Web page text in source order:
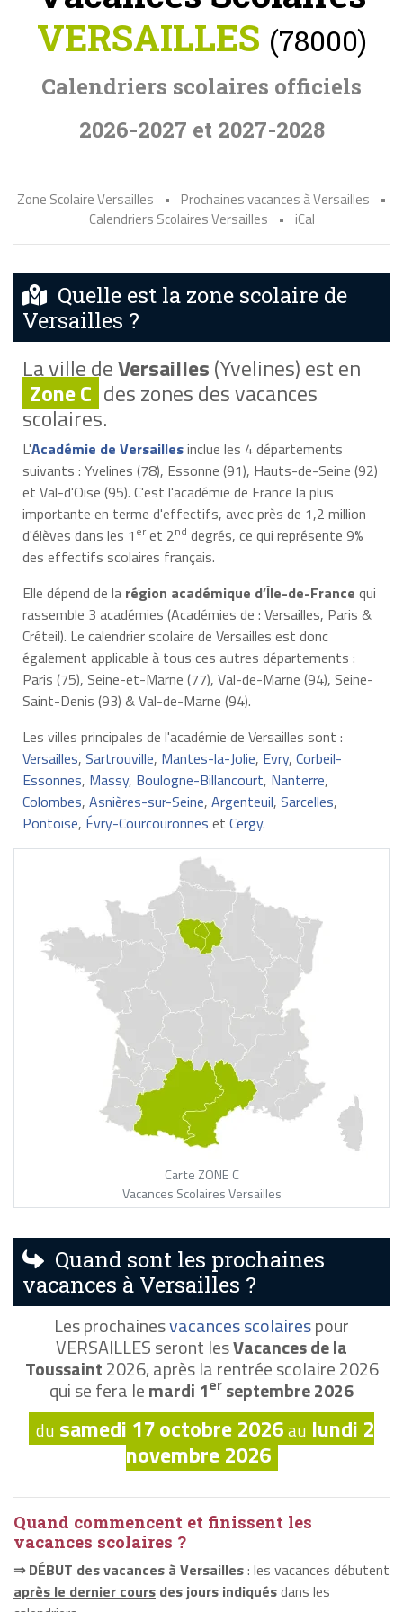
VERSAILLES (78000)
Calendriers scolaires officiels
2026-2027 et 2027-2028
Zone Scolaire Versailles • Prochaines vacances à Versailles
•
Calendriers Scolaires Versailles
• iCal
Quelle est la zone scolaire de
Versailles ?
La ville deVersailles(Yvelines) est en
Zone C des zones des vacances
scolaires.
L'Académie de Versaillesinclue les 4 départements
suivants : Yvelines (78), Essonne (91), Hauts-de-Seine (92)
et Val-d'Oise (95). C'est l'académie de France la plus
importante en terme d'effectifs, avec près de 1,2 million
d'élèves dans les 1 eret 2nd degrés, ce qui représente 9%
des effectifs scolaires français.
Elle dépend de la région académique d’Île-de-France qui
rassemble 3 académies (Académies de : Versailles, Paris &
Créteil). Le calendrier scolaire de Versailles est donc
également applicable à tous ces autres départements :
Paris (75), Seine-et-Marne (77), Val-de-Marne (94), Seine-
Saint-Denis (93) & Val-de-Marne (94).
Les villes principales de l'académie de Versailles sont :
Versailles, Sartrouville, Mantes-la-Jolie, Evry, Corbeil-
Essonnes, Massy, Boulogne-Billancourt, Nanterre,
Colombes, Asnières-sur-Seine, Argenteuil, Sarcelles,
Pontoise, Évry-Courcouronnes et Cergy.
Carte ZONE C
Vacances Scolaires Versailles
Quand sont les prochaines
vacances à Versailles ?
Les prochainesvacances scolairespour
VERSAILLES seront lesVacances de la
Toussaint2026, après la rentrée scolaire 2026
qui se fera lemardi 1er septembre 2026
du samedi 17 octobre 2026au lundi 2
novembre 2026
Quand commencent et finissent les
vacances scolaires ?
⇒ DÉBUT des vacances à Versailles: les vacances débutent
après le dernier cours des jours indiquésdans les